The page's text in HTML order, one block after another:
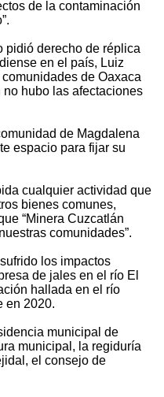
de la contaminación
pidió derecho de réplica
en el país, Luiz
de Oaxaca
hubo las afectaciones
de Magdalena
espacio para fijar su
cualquier actividad que
bienes comunes,
“Minera Cuzcatlán
comunidades”.
los impactos
de jales en el río El
hallada en el río
en 2020.
municipal de
municipal, la regiduría
el consejo de